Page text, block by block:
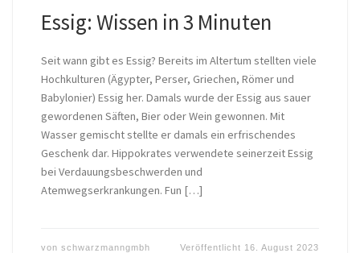
Essig: Wissen in 3 Minuten
Seit wann gibt es Essig? Bereits im Altertum stellten viele
Hochkulturen (Ägypter, Perser, Griechen, Römer und
Babylonier) Essig her. Damals wurde der Essig aus sauer
gewordenen Säften, Bier oder Wein gewonnen. Mit
Wasser gemischt stellte er damals ein erfrischendes
Geschenk dar. Hippokrates verwendete seinerzeit Essig
bei Verdauungsbeschwerden und
Atemwegserkrankungen. Fun […]
von schwarzmanngmbh Veröffentlicht 16. August 2023